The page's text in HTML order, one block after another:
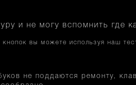
и не могу вспомнить где
кнопок вы можете используя наш
не поддаются ремонту,